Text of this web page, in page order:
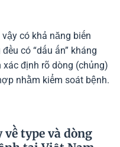
có khả năng biến
có “dấu ấn” kháng
xác định rõ dòng (chủng)
nhằm kiểm soát bệnh.
về type và dòng